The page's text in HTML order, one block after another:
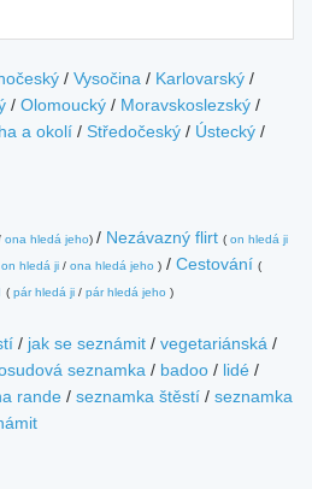
/ Vysočina / Karlovarský /
/ Olomoucký / Moravskoslezský /
a okolí / Středočeský / Ústecký /
ona hledá jeho) / Nezávazný flirt ( on hledá ji
on hledá ji / ona hledá jeho ) / Cestování (
( pár hledá ji / pár hledá jeho )
/ jak se seznámit / vegetariánská /
seznamka / badoo / lidé /
rande / seznamka štěstí / seznamka